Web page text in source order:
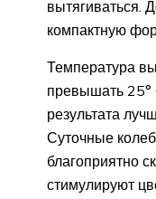
вытягиваться.
компактную
Температура
превышать 25°
результата
Суточные
благоприятно
стимулируют